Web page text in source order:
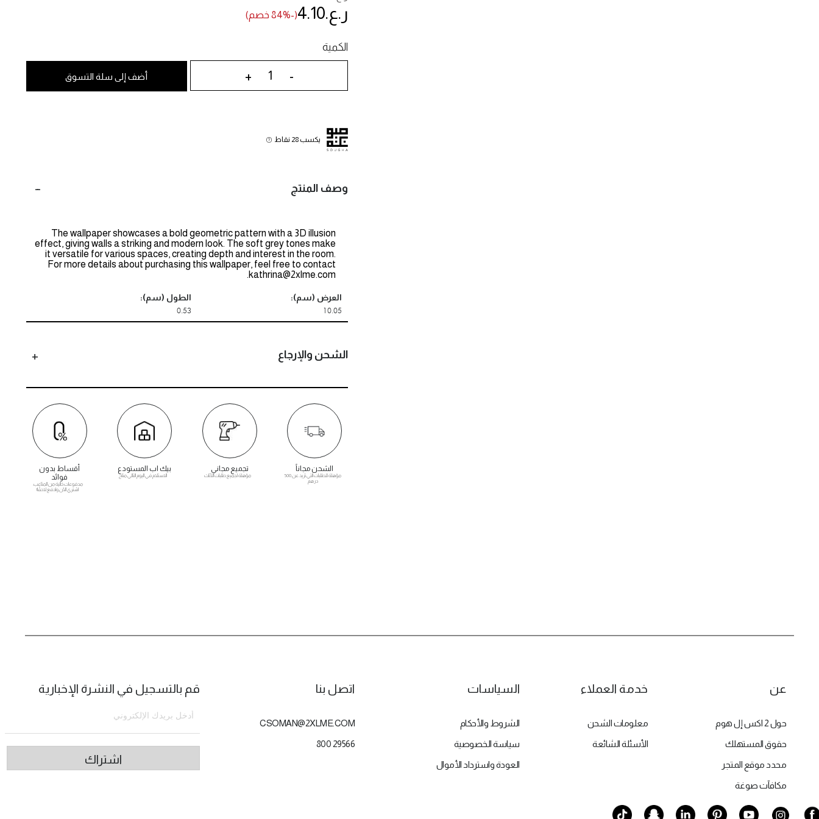
ر.ع.‏4.10 (-84% خصم)
الكمية
-
+ أضف إلى سلة التسوق
يكسب 28 نقاط
وصف المنتج
The wallpaper showcases a bold geometric pattern with a 3D illusion
effect, giving walls a striking and modern look. The soft grey tones make
it versatile for various spaces, creating depth and interest in the room.
For more details about purchasing this wallpaper, feel free to contact
kathrina@2xlme.com.
العرض (سم):
10.05
الطول (سم):
0.53
الشحن والإرجاع
الشحن مجاناً
مؤهلة للطلبات التي تزيد عن 500
درهم
تجميع مجاني
مؤهلة لجميع طلبات الأثاث
بيك اب المستودع
الاستلام في اليوم التالي متاح
أقساط بدون
فوائد
مدفوعات خالية من المتاعب.
اشتري الآن وادفع لاحقًا!
عن
حول 2 اكس إل هوم
حقوق المستهلك
محدد موقع المتجر
مكافآت صوغة
خدمة العملاء
معلومات الشحن
الأسئلة الشائعة
السياسات
الشروط والأحكام
سياسة الخصوصية
العودة واسترداد الأموال
اتصل بنا
CSOMAN@2XLME.COM
800 29566
قم بالتسجيل في النشرة الإخبارية
اشتراك